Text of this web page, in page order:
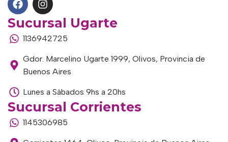
Sucursal Ugarte
1136942725
Gdor. Marcelino Ugarte 1999, Olivos, Provincia de
Buenos Aires
Lunes a Sábados 9hs a 20hs
Sucursal Corrientes
1145306985